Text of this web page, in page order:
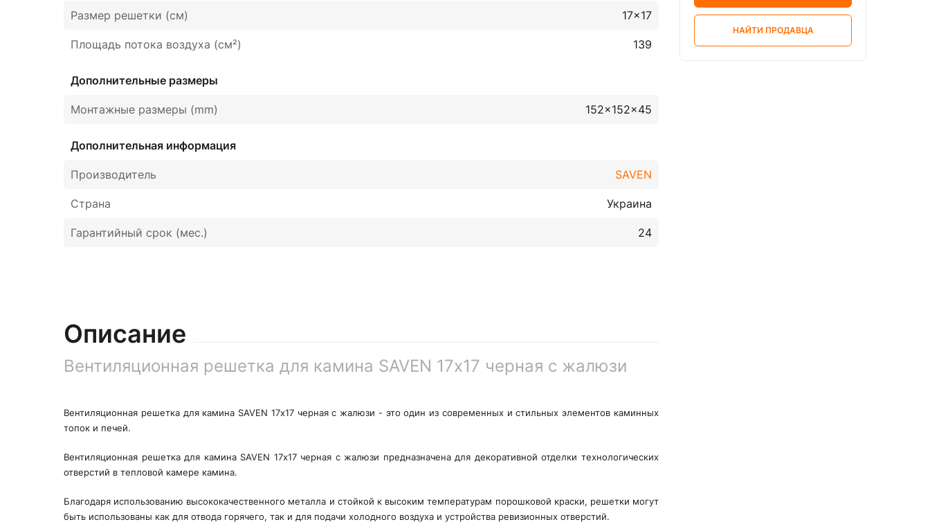
Размер решетки (см) 17x17
Площадь потока воздуха (см²) 139
Дополнительные размеры
Монтажные размеры (mm) 152x152x45
Дополнительная информация
Производитель SAVEN
Страна Украина
Гарантийный срок (мес.) 24
Описание
Вентиляционная решетка для камина SAVEN 17х17 черная с жалюзи
Вентиляционная решетка для камина SAVEN 17х17 черная с жалюзи - это один из современных и стильных элементов каминных
топок и печей.
Вентиляционная решетка для камина SAVEN 17х17 черная с жалюзи предназначена для декоративной отделки технологических
отверстий в тепловой камере камина.
Благодаря использованию высококачественного металла и стойкой к высоким температурам порошковой краски, решетки могут
быть использованы как для отвода горячего, так и для подачи холодного воздуха и устройства ревизионных отверстий.
НАЙТИ ПРОДАВЦА